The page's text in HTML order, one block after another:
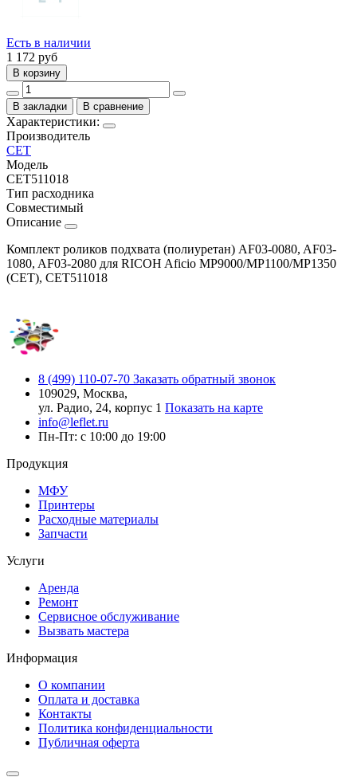
Есть в наличии
1 172 руб
В корзину
В закладки В сравнение
Характеристики:
Производитель
CET
Модель
CET511018
Тип расходника
Совместимый
Описание
Комплект роликов подхвата (полиуретан) AF03-0080, AF03-
1080, AF03-2080 для RICOH Aficio MP9000/MP1100/MP1350
(CET), CET511018
8 (499) 110-07-70 Заказать обратный звонок
109029, Москва,
ул. Радио, 24, корпус 1 Показать на карте
info@leflet.ru
Пн-Пт: с 10:00 до 19:00
Продукция
МФУ
Принтеры
Расходные материалы
Запчасти
Услуги
Аренда
Ремонт
Сервисное обслуживание
Вызвать мастера
Информация
О компании
Оплата и доставка
Контакты
Политика конфиденциальности
Публичная оферта